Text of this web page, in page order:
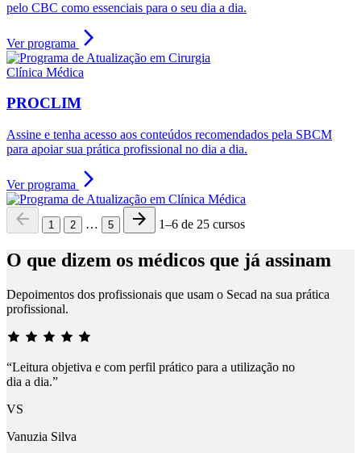
pelo CBC como essenciais para o seu dia a dia.
Ver programa arrow_forward_ios
Clínica Médica
PROCLIM
Assine e tenha acesso aos conteúdos recomendados pela SBCM
para apoiar sua prática profissional no dia a dia.
Ver programa
arrow_forward_ios
arrow_back
1 2 … 5 arrow_forward 1–6 de 25 cursos
O que dizem os médicos que já assinam
Depoimentos dos profissionais que usam o Secad na sua prática
profissional.
“Leitura objetiva e com perfil prático para a utilização no
dia a dia.”
VS
Vanuzia Silva